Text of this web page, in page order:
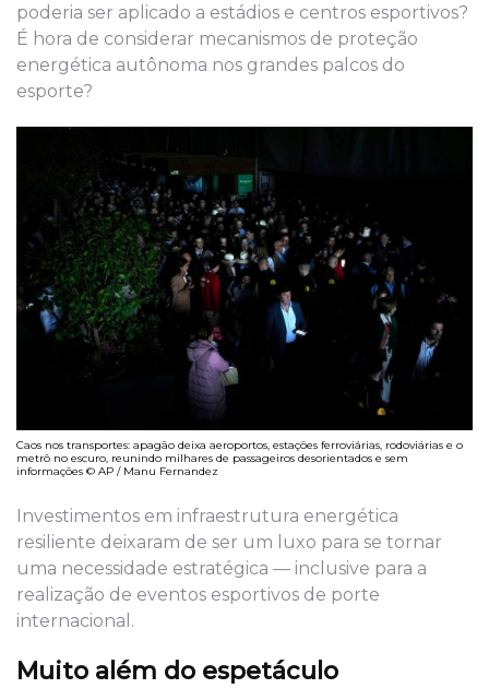
poderia ser aplicado a estádios e centros esportivos?
É hora de considerar mecanismos de proteção
energética autônoma nos grandes palcos do
esporte?
Caos nos transportes: apagão deixa aeroportos, estações ferroviárias, rodoviárias e o
metrô no escuro, reunindo milhares de passageiros desorientados e sem
informações © AP / Manu Fernandez
Investimentos em infraestrutura energética
resiliente deixaram de ser um luxo para se tornar
uma necessidade estratégica — inclusive para a
realização de eventos esportivos de porte
internacional.
Muito além do espetáculo